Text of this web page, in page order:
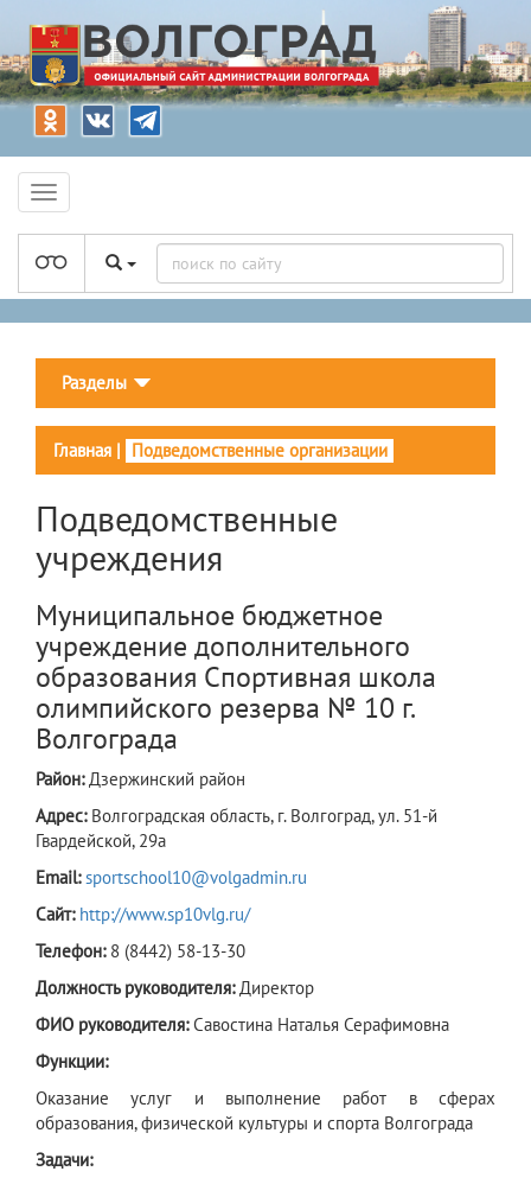
Разделы
Главная | Подведомственные организации
Подведомственные
учреждения
Муниципальное бюджетное
учреждение дополнительного
образования Спортивная школа
олимпийского резерва № 10 г.
Волгограда
Район:Дзержинский район
Адрес: Волгоградская область, г. Волгоград, ул. 51-й
Гвардейской, 29а
Email:sportschool10@volgadmin.ru
Сайт: http://www.sp10vlg.ru/
Телефон: 8 (8442) 58-13-30
Должность руководителя:Директор
ФИО руководителя:Савостина Наталья Серафимовна
Функции:
​Оказание услуг и выполнение работ в сферах
образования, физической культуры и спорта Волгограда
Задачи: